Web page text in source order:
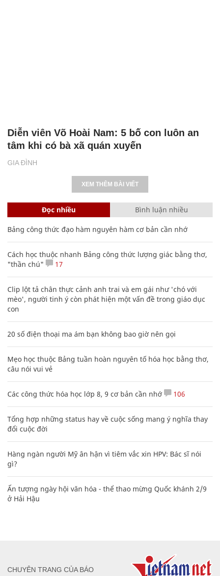
GIA ĐÌNH
Diễn viên Võ Hoài Nam: 5 bố con luôn an
tâm khi có bà xã quán xuyến
XEM THÊM BÀI VIẾT
Đọc nhiều Bình luận nhiều
Bảng công thức đạo hàm nguyên hàm cơ bản cần nhớ
Cách học thuộc nhanh Bảng công thức lượng giác bằng thơ,
"thần chú"
17
Clip lột tả chân thực cảnh anh trai và em gái như 'chó với
mèo', người tinh ý còn phát hiện một vấn đề trong giáo dục
con
20 số điện thoại ma ám bạn không bao giờ nên gọi
Mẹo học thuộc Bảng tuần hoàn nguyên tố hóa học bằng thơ,
câu nói vui vẻ
Các công thức hóa học lớp 8, 9 cơ bản cần nhớ 106
Tổng hợp những status hay về cuộc sống mang ý nghĩa thay
đổi cuộc đời
Hàng ngàn người Mỹ ân hận vì tiêm vắc xin HPV: Bác sĩ nói
gì?
Ấn tượng ngày hội văn hóa - thể thao mừng Quốc khánh 2/9
ở Hải Hậu
CHUYÊN TRANG CỦA BÁO